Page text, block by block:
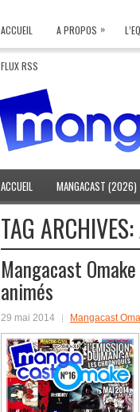
ACCUEIL A PROPOS »
FLUX RSS
ACCUEIL MANGACAST (2026)
TAG ARCHIVES:
Mangacast
animés
29 mai 2014 Mangacast